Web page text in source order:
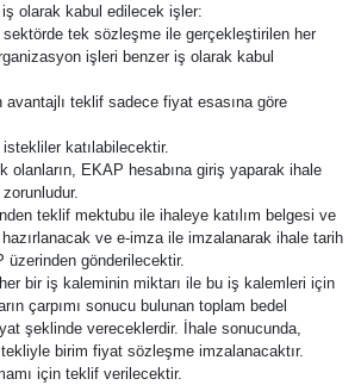
olarak kabul edilecek işler:
tek sözleşme ile gerçekleştirilen her
işleri benzer iş olarak kabul
teklif sadece fiyat esasına göre
katılabilecektir.
EKAP hesabına giriş yaparak ihale
teklif mektubu ile ihaleye katılım belgesi ve
ve e-imza ile imzalanarak ihale tarih
gönderilecektir.
bir iş kaleminin miktarı ile bu iş kalemleri için
çarpımı sonucu bulunan toplam bedel
şeklinde vereceklerdir. İhale sonucunda,
birim fiyat sözleşme imzalanacaktır.
için teklif verilecektir.